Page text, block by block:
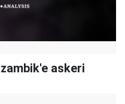
askeri